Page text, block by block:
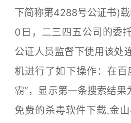
下简称第4288号公证书)
0日，二三四五公司的委
公证人员监督下使用该处
机进行了如下操作：在百
霸”，显示第一条搜索结果
免费的杀毒软件下载.金